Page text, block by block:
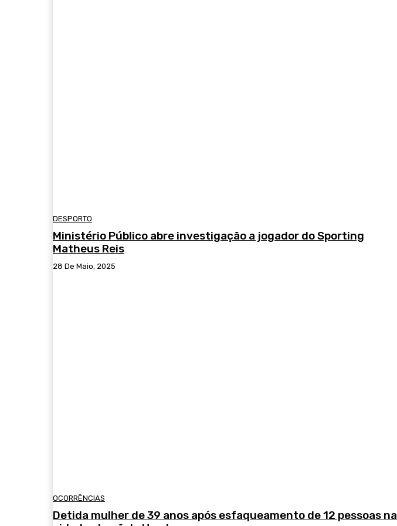
DESPORTO
Ministério Público abre investigação a jogador do Sporting
Matheus Reis
28 De Maio, 2025
OCORRÊNCIAS
Detida mulher de 39 anos após esfaqueamento de 12 pessoas na